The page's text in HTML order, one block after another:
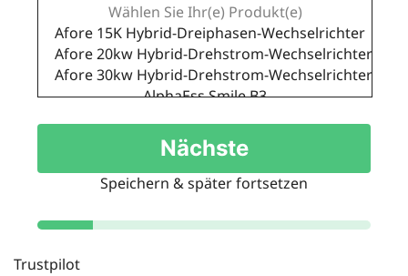
Nächste
Speichern & später fortsetzen
Trustpilot